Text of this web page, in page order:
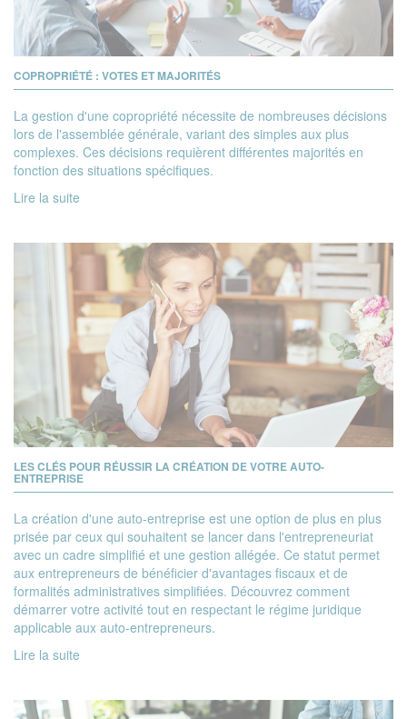
COPROPRIÉTÉ : VOTES ET MAJORITÉS
La gestion d'une copropriété nécessite de nombreuses décisions
lors de l'assemblée générale, variant des simples aux plus
complexes. Ces décisions requièrent différentes majorités en
fonction des situations spécifiques.
Lire la suite
LES CLÉS POUR RÉUSSIR LA CRÉATION DE VOTRE AUTO-
ENTREPRISE
La création d'une auto-entreprise est une option de plus en plus
prisée par ceux qui souhaitent se lancer dans l'entrepreneuriat
avec un cadre simplifié et une gestion allégée. Ce statut permet
aux entrepreneurs de bénéficier d'avantages fiscaux et de
formalités administratives simplifiées. Découvrez comment
démarrer votre activité tout en respectant le régime juridique
applicable aux auto-entrepreneurs.
Lire la suite